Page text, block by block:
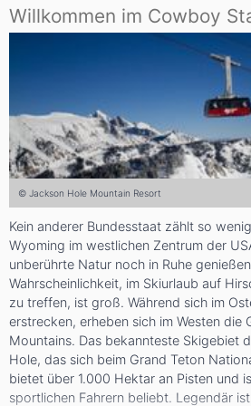
Willkommen im Cowboy
© Jackson Hole Mountain Resort
Kein anderer Bundesstaat zählt so
Wyoming im westlichen Zentrum der
unberührte Natur noch in Ruhe
Wahrscheinlichkeit, im Skiurlaub auf
zu treffen, ist groß. Während sich im
erstrecken, erheben sich im Westen die
Mountains. Das bekannteste Skigebiet
Hole, das sich beim Grand Teton
bietet über 1.000 Hektar an Pisten und
sportlichen Fahrern beliebt. Legendär